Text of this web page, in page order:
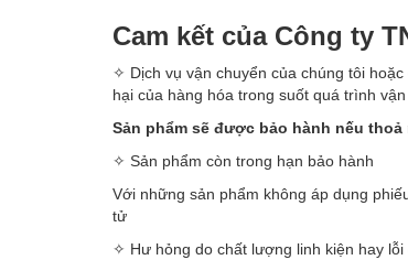
Cam kết của Công ty
✧ Dịch vụ vận chuyển của chúng tôi
hại của hàng hóa trong suốt quá trình
Sản phẩm sẽ được bảo hành nếu
✧ Sản phẩm còn trong hạn bảo hành
Với những sản phẩm không áp dụng
tử
✧ Hư hỏng do chất lượng linh kiện hay